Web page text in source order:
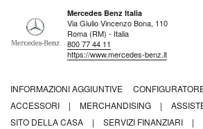
Mercedes Benz Italia
Via Giulio Vincenzo Bona, 110
Roma (RM) - Italia
800 77 44 11
https://www.mercedes-benz.it
INFORMAZIONI AGGIUNTIVE
ACCESSORI
| MERCHANDISING |
SITO DELLA CASA
| SERVIZI FINANZIARI |